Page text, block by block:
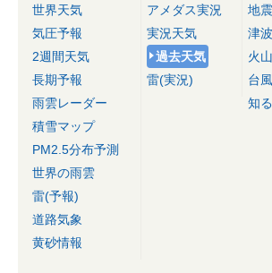
世界天気
気圧予報
2週間天気
長期予報
雨雲レーダー
積雪マップ
PM2.5分布予測
世界の雨雲
雷(予報)
道路気象
黄砂情報
アメダス実況
実況天気
過去天気
雷(実況)
地
津
火
台
知